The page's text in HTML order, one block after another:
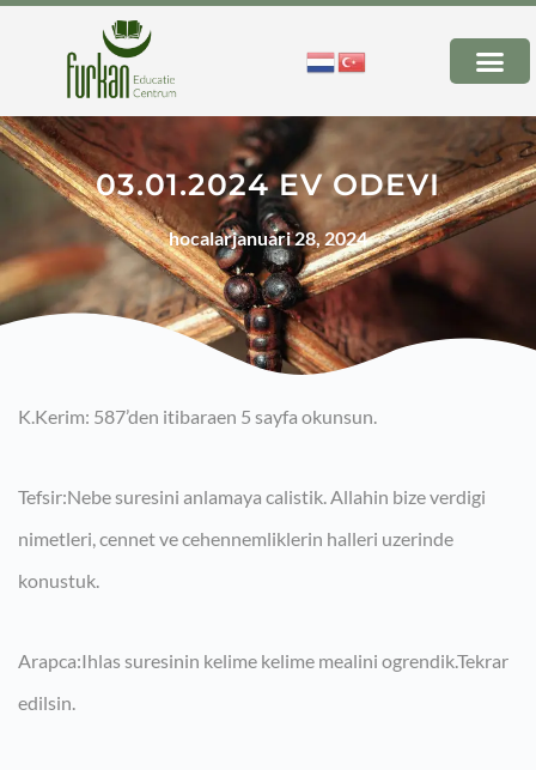
03.01.2024 EV ODEVI
hocalarjanuari 28, 2024
K.Kerim: 587’den itibaraen 5 sayfa okunsun.
Tefsir:Nebe suresini anlamaya calistik. Allahin bize verdigi
nimetleri, cennet ve cehennemliklerin halleri uzerinde
konustuk.
Arapca:Ihlas suresinin kelime kelime mealini ogrendik.Tekrar
edilsin.